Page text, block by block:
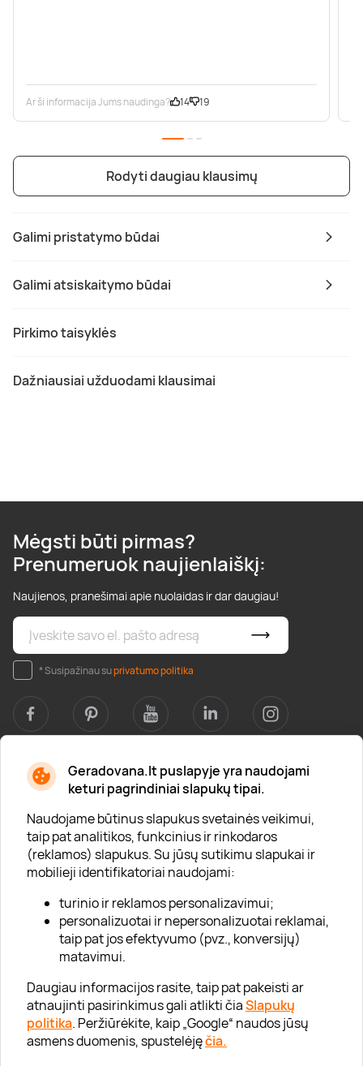
Geradovana.lt puslapyje yra naudojami
keturi pagrindiniai slapukų tipai.
Naudojame būtinus slapukus svetainės veikimui,
taip pat analitikos, funkcinius ir rinkodaros
(reklamos) slapukus. Su jūsų sutikimu slapukai ir
mobilieji identifikatoriai naudojami:
turinio ir reklamos personalizavimui;
personalizuotai ir nepersonalizuotai reklamai,
taip pat jos efektyvumo (pvz., konversijų)
matavimui.
Daugiau informacijos rasite, taip pat pakeisti ar
atnaujinti pasirinkimus gali atlikti čiaSlapukų
politika. Peržiūrėkite, kaip „Google“ naudos jūsų
asmens duomenis, spustelėjęčia.
Galimi pristatymo būdai
Galimi atsiskaitymo būdai
Pirkimo taisyklės
Dažniausiai užduodami klausimai
Ar ši informacija Jums naudinga? 14 19
Rodyti daugiau klausimų
Mėgsti būti pirmas?
Prenumeruok naujienlaiškį:
Naujienos, pranešimai apie nuolaidas ir dar daugiau!
* Susipažinau suprivatumo politika
Apie mus
Apie „Gera Dovana“
Lojalumo klubas
Karjera
Visi partneriai
Kontaktai
Tinklaraštis
Informacija